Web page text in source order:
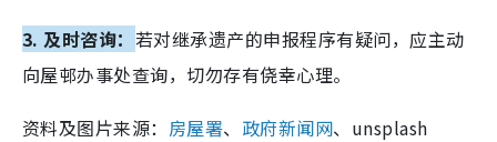
3. 及时咨询： 若对继承遗产的申报程序有疑问，应主动
向屋邨办事处查询，切勿存有侥幸心理。
资料及图片来源： 房屋署、 政府新闻网、unsplash